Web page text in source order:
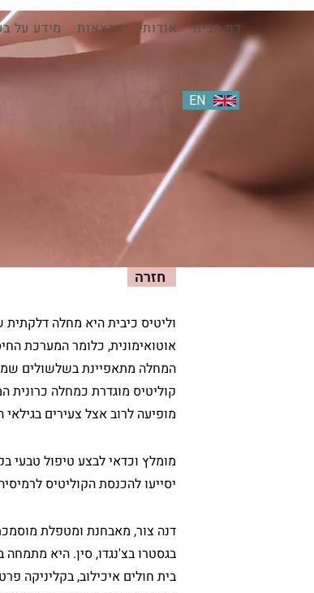
דף הבית אודותי הרצאות מידע על
HE
EN
חזרה
וליטיס כיבית היא מחלה
אוטואימונית, כלומר המערכת
המחלה מתאפיינת בשלשולים
קוליטיס מוגדרת כמחלה
מופיעה לרוב אצל צעירים
מומלץ וכדאי לבצע טיפול טבעי
יסייעו להכנסת הקוליטיס
דנה צור, מאבחנת ומטפלת
בגסטרו בצ'נגדו, סין. היא מתמחה
בית חולים איכילוב, בקליניקה